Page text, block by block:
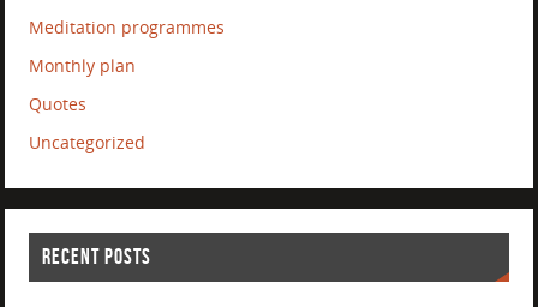
Meditation programmes
Monthly plan
Quotes
Uncategorized
RECENT POSTS